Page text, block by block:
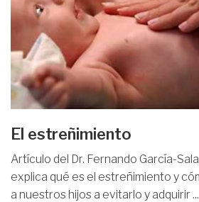
El estreñimiento
Artículo del Dr. Fernando García-
explica qué es el estreñimiento y
a nuestros hijos a evitarlo y adquirir ...